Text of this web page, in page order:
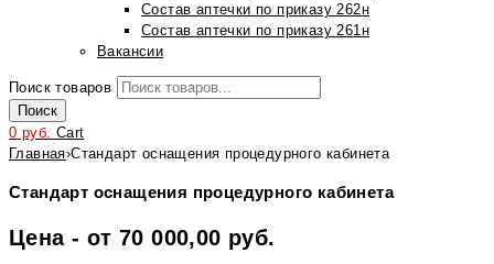
Состав аптечки по приказу 262н
Состав аптечки по приказу 261н
Вакансии
Поиск товаров
Поиск
0 руб. Cart
Главная›Стандарт оснащения процедурного кабинета
Стандарт оснащения процедурного кабинета
Цена - от 70 000,00 руб.